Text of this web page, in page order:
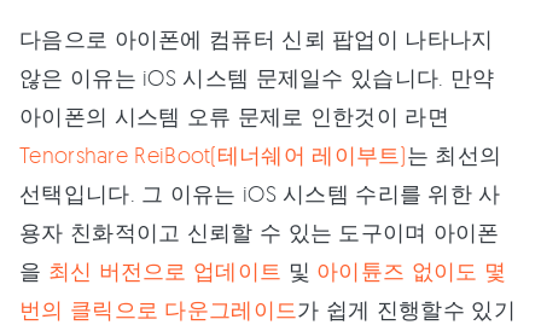
다음으로 아이폰에 컴퓨터 신뢰 팝업이 나타나지
않은 이유는 iOS 시스템 문제일수 있습니다. 만약
아이폰의 시스템 오류 문제로 인한것이 라면
Tenorshare ReiBoot(테너쉐어 레이부트)는 최선의
선택입니다. 그 이유는 iOS 시스템 수리를 위한 사
용자 친화적이고 신뢰할 수 있는 도구이며 아이폰
을 최신 버전으로 업데이트 및 아이튠즈 없이도 몇
번의 클릭으로 다운그레이드가 쉽게 진행할수 있기